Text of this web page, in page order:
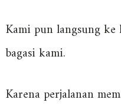
Kami pun langsung
bagasi kami.
Karena perjalanan